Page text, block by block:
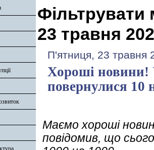
Фільтрувати
23 травня
П'ятниця, 23 травня
Хороші новини!
повернулися 10
Маємо хороші
повідомив, що